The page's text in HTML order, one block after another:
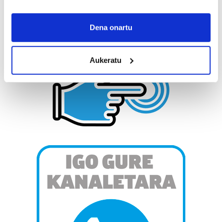
If you allow, we would also like to:
Collect information about your geographical
meters
Identify your device by actively scanning it for
specific characteristics (fingerprinting)
Find out more about how your personal data is processed
and set your preferences in thedetails section
Guk eta gure bazkideek zure datu pertsonalak
teknologia erabiliz, cookieak adibidez, iragarki eta eduki
pertsonalizatuak eskaintzeko, iragarkiak eta edukia
neurtzeko, jendeari buruzko informazioa biltzeko eta
produktuak garatzeko. Zure datuak nork eta zertarako
Bazkide batzuek ez dizute baimenik eskatzen, eta beren
Dena onartu
Aukeratu